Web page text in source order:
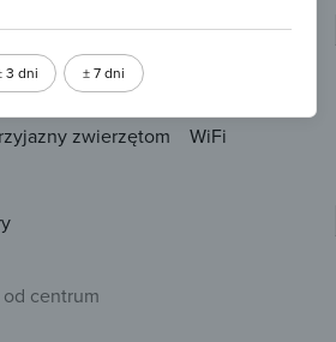
3 dni ± 7 dni
zwierzętom
WiFi
centrum